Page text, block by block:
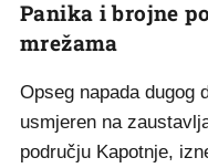
Panika i brojne
mrežama
Opseg napada dugog
usmjeren na
području Kapotnje,